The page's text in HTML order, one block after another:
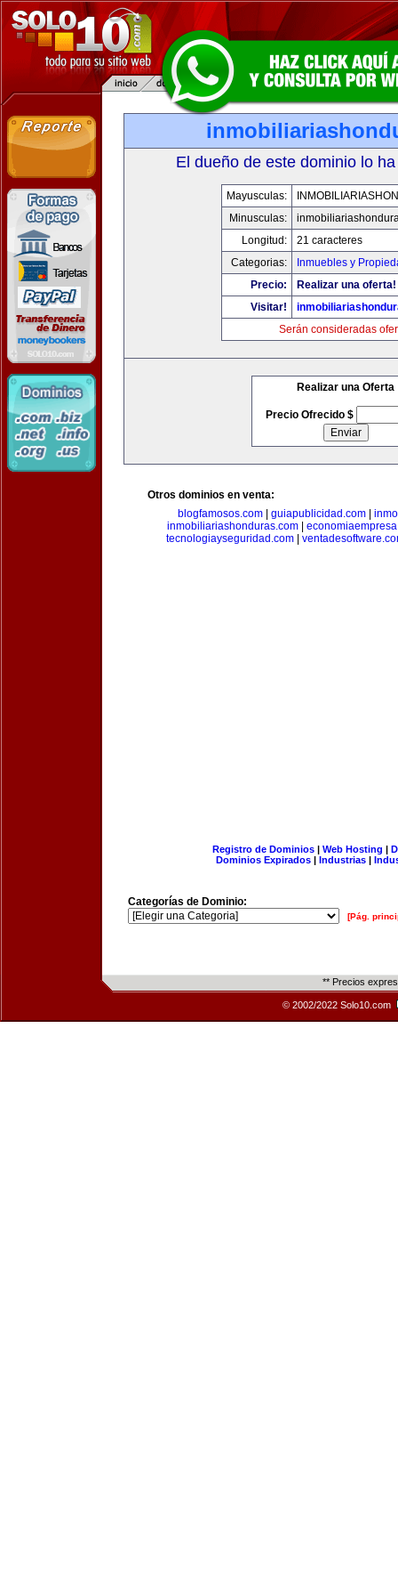
El dueño de este dominio lo
Mayusculas:
Minusculas:
Longitud:
21 caracteres
Categorias:
Inmuebles y
Precio:
Realizar una oferta!
Visitar!
Serán consideradas
Realizar una Oferta
Precio Ofrecido $
Otros dominios en venta:
blogfamosos.com
guiapublicidad.com
inmobiliariashonduras.com
tecnologiayseguridad.com|
Registro de Dominios| Web Hosting |
Dominios Expirados | Industrias |
Categorías de Dominio:
[Pág.
** Precios
© 2002/2022 Solo10.com